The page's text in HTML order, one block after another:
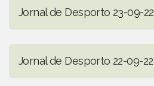
Jornal de Desporto 23-09-22
Jornal de Desporto 22-09-22